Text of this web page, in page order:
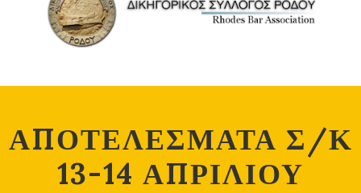
ΑΠΟΤΕΛΕΣΜΑΤΑ Σ/Κ
13-14 ΑΠΡΙΛΙΟΥ